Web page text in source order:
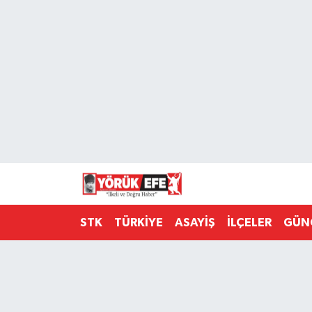
STK TÜRKİYE ASAYİŞ İLÇELER
Süper Lig Puan Durumu ve Fikstür
Tüm Manşetler